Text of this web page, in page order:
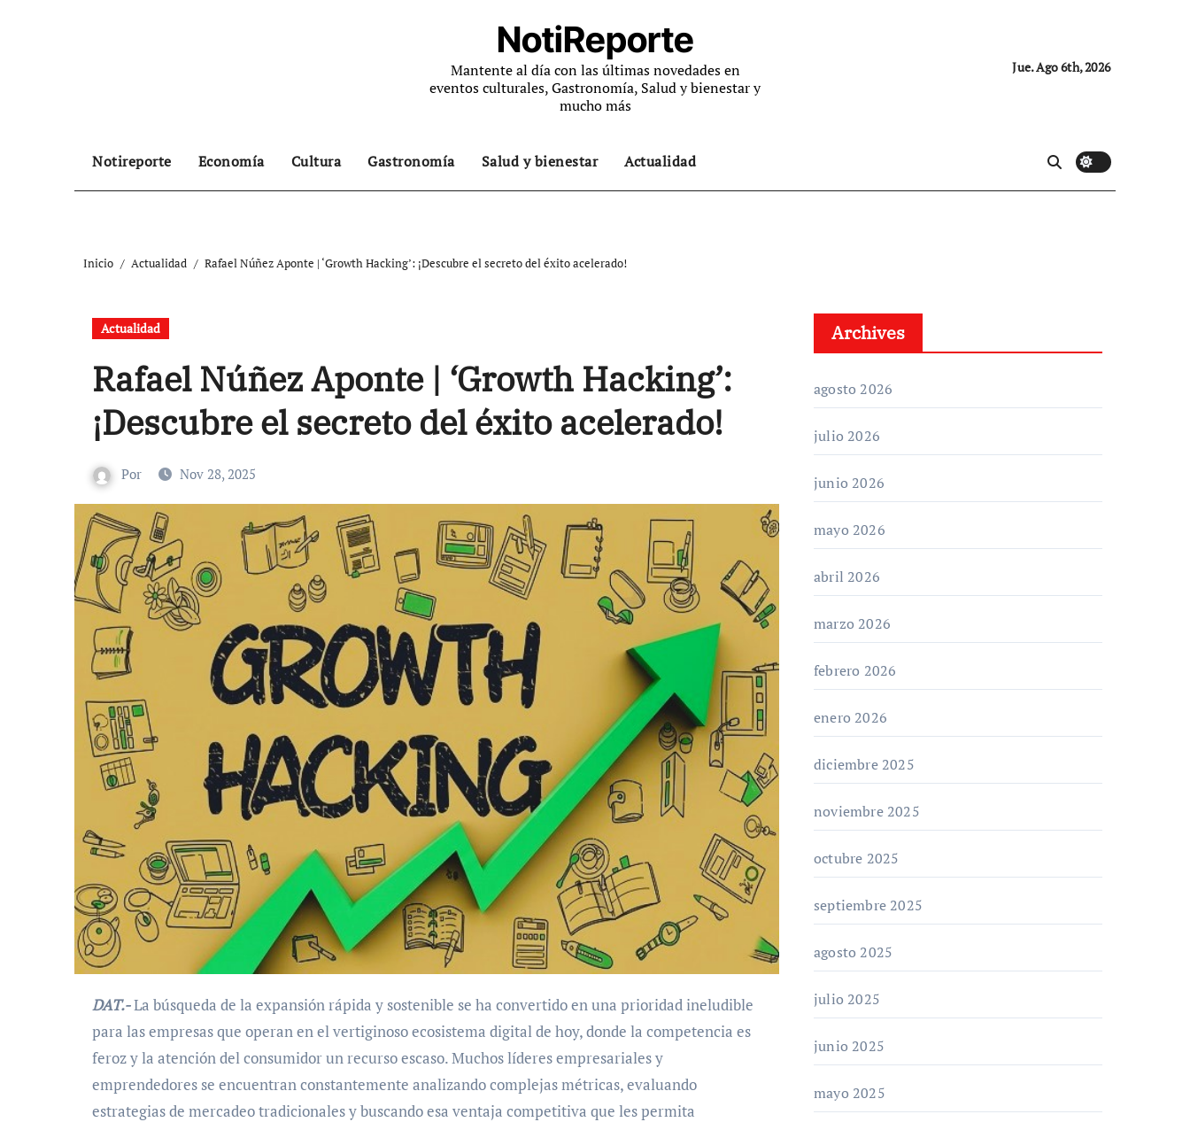
NotiReporte
Mantente al día con las últimas novedades en
eventos culturales, Gastronomía, Salud y bienestar y
mucho más
Jue. Ago 6th, 2026
Notireporte Economía Cultura Gastronomía Salud y bienestar Actualidad
Inicio Actualidad Rafael Núñez Aponte | ‘Growth Hacking’: ¡Descubre el secreto del éxito acelerado!
Actualidad
Rafael Núñez Aponte | ‘Growth Hacking’:
¡Descubre el secreto del éxito acelerado!
Por Nov 28, 2025
DAT.-La búsqueda de la expansión rápida y sostenible se ha convertido en una prioridad ineludible
para las empresas que operan en el vertiginoso ecosistema digital de hoy, donde la competencia es
feroz y la atención del consumidor un recurso escaso. Muchos líderes empresariales y
emprendedores se encuentran constantemente analizando complejas métricas, evaluando
estrategias de mercadeo tradicionales y buscando esa ventaja competitiva que les permita
Archives
agosto 2026
julio 2026
junio 2026
mayo 2026
abril 2026
marzo 2026
febrero 2026
enero 2026
diciembre 2025
noviembre 2025
octubre 2025
septiembre 2025
agosto 2025
julio 2025
junio 2025
mayo 2025